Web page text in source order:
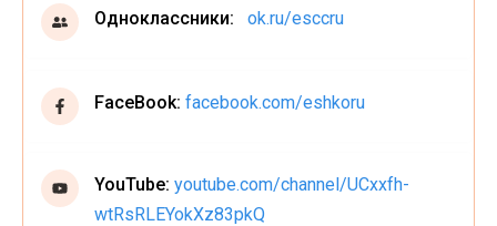
Одноклассники: ok.ru/esccru
FaceBook: facebook.com/eshkoru
YouTube: youtube.com/channel/UCxxfh-
wtRsRLEYokXz83pkQ